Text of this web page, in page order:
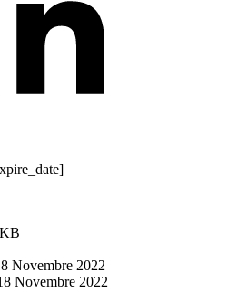
Novembre 2022
Novembre 2022